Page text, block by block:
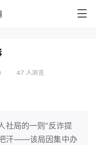
47 人浏览
社局的一则“反诈提
汗——该局因集中办